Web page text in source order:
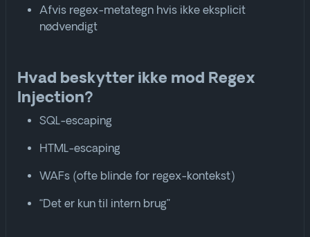
Afvis regex-metategn hvis ikke eksplicit
nødvendigt
Hvad beskytter ikke mod Regex
Injection?
SQL-escaping
HTML-escaping
WAFs (ofte blinde for regex-kontekst)
“Det er kun til intern brug”